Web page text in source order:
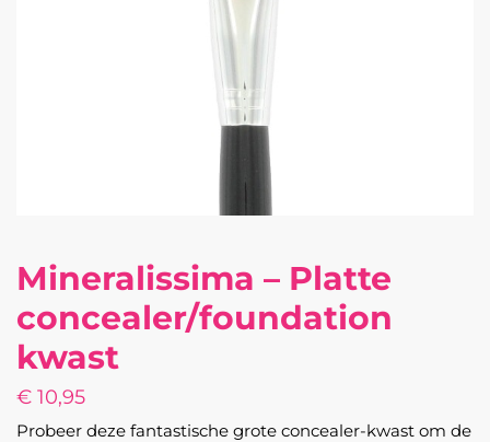
Mineralissima – Platte
concealer/foundation
kwast
€ 10,95
Probeer deze fantastische grote concealer-kwast om de